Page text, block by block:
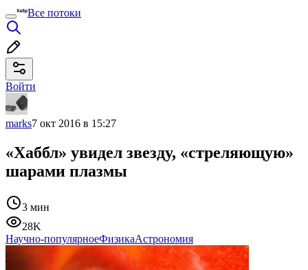
Все потоки
Войти
marks7 окт 2016 в 15:27
«Хаббл» увидел звезду, «стреляющую»
шарами плазмы
3 мин
28K
Научно-популярноеФизикаАстрономия